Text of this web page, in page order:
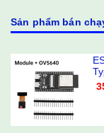
Sản phẩm bán